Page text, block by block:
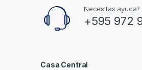
Necesitas ayuda?
+595 972
Casa Central